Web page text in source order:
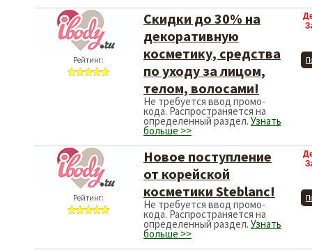
Рейтинг:
Скидки до 30% на
декоративную
косметику, средства
по уходу за лицом,
телом, волосами!
Не требуется ввод промо-
кода. Распространяется на
определенный раздел. Узнать
больше >>
Рейтинг:
Новое поступление
от корейской
косметики Steblanc!
Не требуется ввод промо-
кода. Распространяется на
определенный раздел. Узнать
больше >>